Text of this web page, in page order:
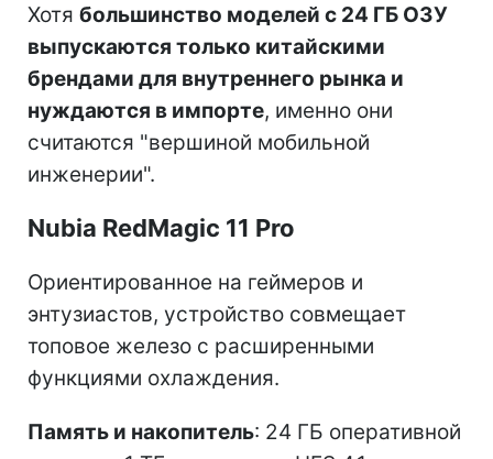
Хотя большинство моделей с 24 ГБ ОЗУ
выпускаются только китайскими
брендами для внутреннего рынка и
нуждаются в импорте, именно они
считаются "вершиной мобильной
инженерии".
Nubia RedMagic 11 Pro
Ориентированное на геймеров и
энтузиастов, устройство совмещает
топовое железо с расширенными
функциями охлаждения.
Память и накопитель: 24 ГБ оперативной